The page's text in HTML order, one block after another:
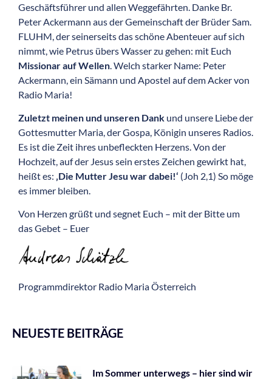
Geschäftsführer und allen Weggefährten. Danke Br.
Peter Ackermann aus der Gemeinschaft der Brüder Sam.
FLUHM, der seinerseits das schöne Abenteuer auf sich
nimmt, wie Petrus übers Wasser zu gehen: mit Euch
Missionar auf Wellen . Welch starker Name: Peter
Ackermann, ein Sämann und Apostel auf dem Acker von
Radio Maria!
Zuletzt meinen und unseren Dank und unsere Liebe der
Gottesmutter Maria, der Gospa, Königin unseres Radios.
Es ist die Zeit ihres unbefleckten Herzens. Von der
Hochzeit, auf der Jesus sein erstes Zeichen gewirkt hat,
heißt es: ‚Die Mutter Jesu war dabei!‘ (Joh 2,1) So möge
es immer bleiben.
Von Herzen grüßt und segnet Euch – mit der Bitte um
das Gebet – Euer
Programmdirektor Radio Maria Österreich
NEUESTE BEITRÄGE
Im Sommer unterwegs – hier sind wir